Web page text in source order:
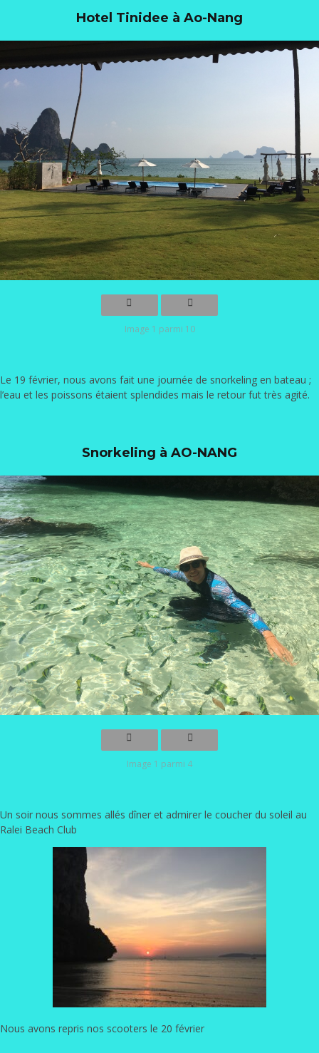
Hotel Tinidee à Ao-Nang
Image 1 parmi 10
Le 19 février, nous avons fait une journée de snorkeling en bateau ;
l’eau et les poissons étaient splendides mais le retour fut très agité.
Snorkeling à AO-NANG
Image 1 parmi 4
Un soir nous sommes allés dîner et admirer le coucher du soleil au
Ralei Beach Club
Nous avons repris nos scooters le 20 février